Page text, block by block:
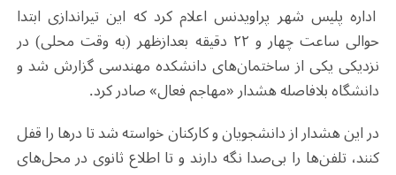
اداره پلیس شهر پراویدنس اعلام کرد که این تیراندازی ابتدا
حوالی ساعت چهار و ۲۲ دقیقه بعدازظهر (به وقت محلی) در
نزدیکی یکی از ساختمان‌های دانشکده مهندسی گزارش شد و
دانشگاه بلافاصله هشدار «مهاجم فعال» صادر کرد.
در این هشدار از دانشجویان و کارکنان خواسته شد تا درها را قفل
کنند، تلفن‌ها را بی‌صدا نگه دارند و تا اطلاع ثانوی در محل‌های